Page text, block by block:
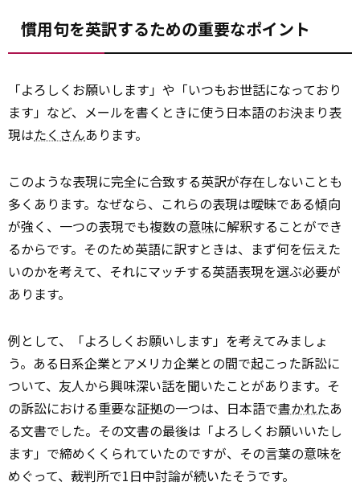
慣用句を英訳するための重要なポイント
「よろしくお願いします」や「いつもお世話になっており
ます」など、メールを書くときに使う日本語のお決まり表
現はたくさんあります。
このような表現に完全に合致する英訳が存在しないことも
多くあります。なぜなら、これらの表現は曖昧である傾向
が強く、一つの表現でも複数の意味に解釈することができ
るからです。そのため英語に訳すときは、まず何を伝えた
いのかを考えて、それにマッチする英語表現を選ぶ必要が
あります。
例として、「よろしくお願いします」を考えてみましょ
う。ある日系企業とアメリカ企業との間で起こった訴訟に
ついて、友人から興味深い話を聞いたことがあります。そ
の訴訟における重要な証拠の一つは、日本語で書かれたあ
る文書でした。その文書の最後は「よろしくお願いいたし
ます」で締めくくられていたのですが、その言葉の意味を
めぐって、裁判所で1日中討論が続いたそうです。